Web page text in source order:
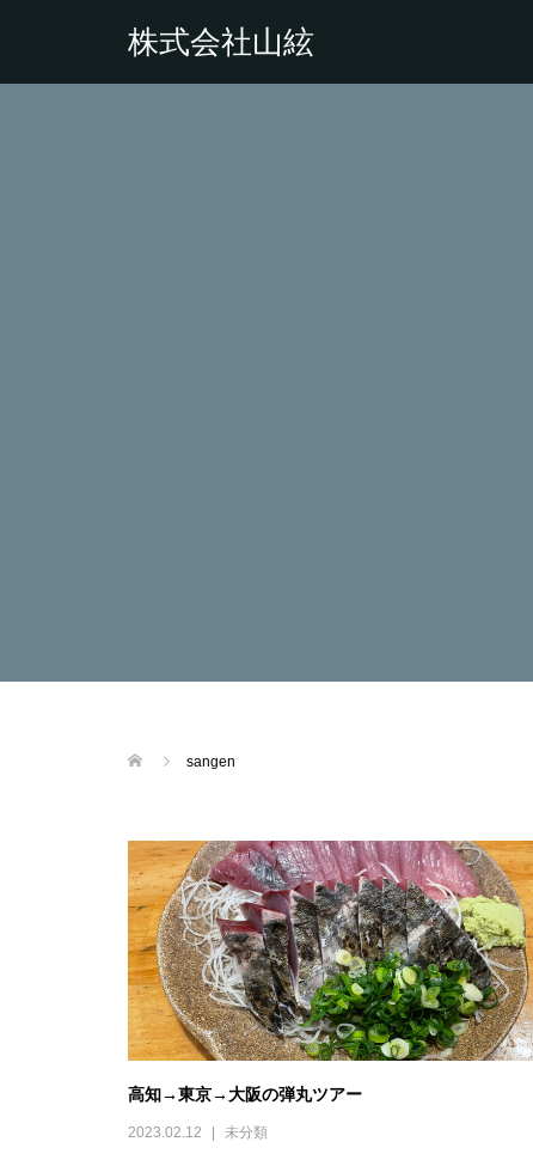
株式会社山絃
sangen
高知→東京→大阪の弾丸ツアー
2023.02.12 未分類